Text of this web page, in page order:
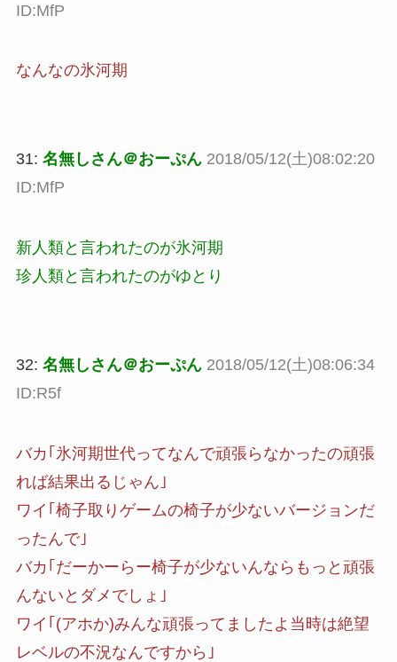
ID:MfP
なんなの氷河期
31: 名無しさん＠おーぷん 2018/05/12(土)08:02:20
ID:MfP
新人類と言われたのが氷河期
珍人類と言われたのがゆとり
32: 名無しさん＠おーぷん 2018/05/12(土)08:06:34
ID:R5f
バカ｢氷河期世代ってなんで頑張らなかったの頑張
れば結果出るじゃん｣
ワイ｢椅子取りゲームの椅子が少ないバージョンだ
ったんで｣
バカ｢だーかーらー椅子が少ないんならもっと頑張
んないとダメでしょ｣
ワイ｢(アホか)みんな頑張ってましたよ当時は絶望
レベルの不況なんですから｣